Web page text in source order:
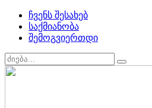
ჩვენს შესახებ
საქმიანობა
შემოგვიერთდი